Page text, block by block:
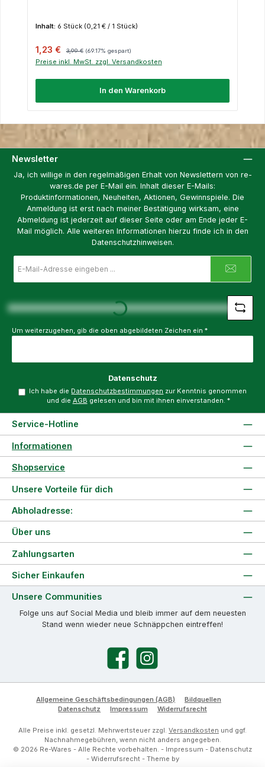
Inhalt: 6 Stück (0,21 € / 1 Stück)
Verkaufspreis:
1,23 € 3,99 € (69.17% gespart)
Preise inkl. MwSt. zzgl. Versandkosten
In den Warenkorb
Newsletter
Ja, ich willige in den regelmäßigen Erhalt von Newslettern von re-
wares.de per E-Mail ein. Inhalt dieser E-Mails:
Produktinformationen, Neuheiten, Aktionen, Gewinnspiele. Die
Anmeldung ist erst nach meiner Bestätigung wirksam, eine
Abmeldung ist jederzeit auf dieser Seite oder am Ende jeder E-
Mail möglich. Alle weiteren Informationen hierzu finde ich in den
Datenschutzhinweisen.
Mail-
Adresse
Loading...
Um weiterzugehen, gib die oben abgebildeten Zeichen ein *
Datenschutz
Ich habe die Datenschutzbestimmungen zur Kenntnis genommen
und die AGB gelesen und bin mit ihnen einverstanden. *
Service-Hotline
Informationen
Shopservice
Unsere Vorteile für dich
Über uns
Zahlungsarten
Abholadresse:
Sicher Einkaufen
Unsere Communities
Folge uns auf Social Media und bleib immer auf dem neuesten
Stand wenn wieder neue Schnäppchen eintreffen!
FacebookInstagram
Allgemeine Geschäftsbedingungen (AGB)
Bildquellen
Datenschutz
Impressum Widerrufsrecht
Alle Preise inkl. gesetzl. Mehrwertsteuer zzgl. Versandkosten und ggf.
Nachnahmegebühren, wenn nicht anders angegeben.
© 2026 Re-Wares - Alle Rechte vorbehalten. - Impressum - Datenschutz
- Widerrufsrecht- Theme by